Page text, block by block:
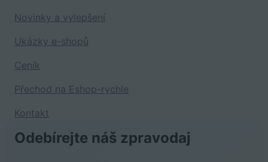
Novinky a vylepšení
Ukázky e-shopů
Ceník
Přechod na Eshop-rychle
Kontakt
Odebírejte náš zpravodaj